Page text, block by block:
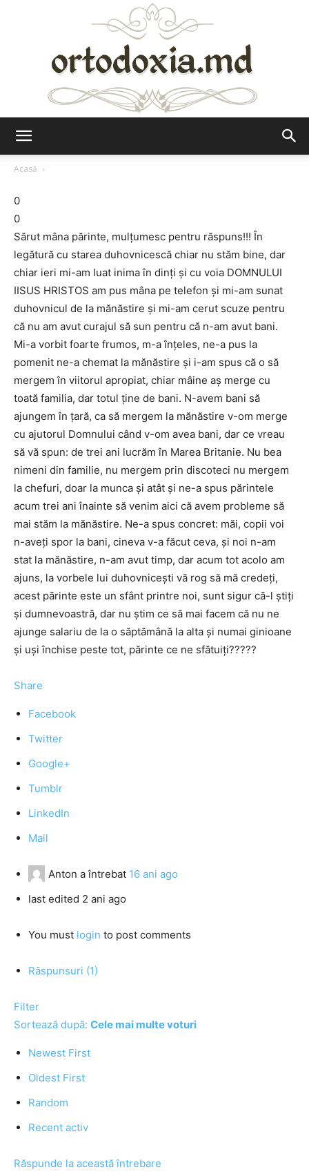
Acasă
0
0
Sărut mâna părinte, mulțumesc pentru răspuns!!! În
legătură cu starea duhovnicescă chiar nu stăm bine, dar
chiar ieri mi-am luat inima în dinți și cu voia DOMNULUI
IISUS HRISTOS am pus mâna pe telefon și mi-am sunat
duhovnicul de la mănăstire și mi-am cerut scuze pentru
că nu am avut curajul să sun pentru că n-am avut bani.
Mi-a vorbit foarte frumos, m-a înțeles, ne-a pus la
pomenit ne-a chemat la mănăstire și i-am spus că o să
mergem în viitorul apropiat, chiar mâine aș merge cu
toată familia, dar totul ține de bani. N-avem bani să
ajungem în țară, ca să mergem la mănăstire v-om merge
cu ajutorul Domnului când v-om avea bani, dar ce vreau
să vă spun: de trei ani lucrăm în Marea Britanie. Nu bea
nimeni din familie, nu mergem prin discoteci nu mergem
la chefuri, doar la munca și atât și ne-a spus părintele
acum trei ani înainte să venim aici că avem probleme să
mai stăm la mănăstire. Ne-a spus concret: măi, copii voi
n-aveți spor la bani, cineva v-a făcut ceva, și noi n-am
stat la mănăstire, n-am avut timp, dar acum tot acolo am
ajuns, la vorbele lui duhovnicești vă rog să mă credeți,
acest părinte este un sfânt printre noi, sunt sigur că-l știți
și dumnevoastră, dar nu știm ce să mai facem că nu ne
ajunge salariu de la o săptămână la alta și numai ginioane
și uși închise peste tot, părinte ce ne sfătuiți?????
Share
Facebook
Twitter
Google+
Tumblr
LinkedIn
Mail
Anton a întrebat 16 ani ago
last edited 2 ani ago
You must login to post comments
Răspunsuri (1)
Filter
Sortează după: Cele mai multe voturi
Newest First
Oldest First
Random
Recent activ
Răspunde la această întrebare